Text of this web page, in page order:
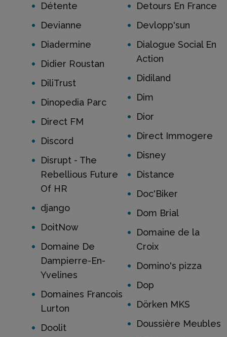
Détente
Devianne
Diadermine
Didier Roustan
DiliTrust
Dinopedia Parc
Direct FM
Discord
Disrupt - The
Rebellious Future
Of HR
django
DoitNow
Domaine De
Dampierre-En-
Yvelines
Domaines Francois
Lurton
Doolit
Detours En France
Devlopp'sun
Dialogue Social En
Action
Didiland
Dim
Dior
Direct Immogere
Disney
Distance
Doc'Biker
Dom Brial
Domaine de la
Croix
Domino's pizza
Dop
Dörken MKS
Doussière Meubles